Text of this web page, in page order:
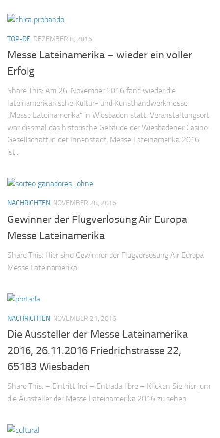
Geschichte
Über uns
Video & Fotos
Bildergalerie
Kontakt
TOP-DE DEZEMBER 8, 2016
Messe Lateinamerika – wieder ein voller
Erfolg
Share This: Am 26. November 2016 fand wieder die
lateinamerikanische Kultur- und Kunsthandwerkmesse
„Messe Lateinamerika“ in Wiesbaden statt. Veranstaltungsort
war diesmal das historische Gebäude der Wiesbadener Casino-
Gesellschaft in der Innenstadt. Messe Lateinamerika 2016
ist...
NACHRICHTEN NOVEMBER 28, 2016
Gewinner der Flugverlosung Air Europa
Messe Lateinamerika
Share This: Hier sind Gewinner der Flugversosung Air Europa
Messe Lateinamerika
NACHRICHTEN NOVEMBER 21, 2016
Die Aussteller der Messe Lateinamerika
2016, 26.11.2016 Friedrichstrasse 22,
65183 Wiesbaden
Share This: – Eintritt frei – Entrada libre – Klicken Sie hier, um
die Aussteller der Messe Lateinamerika 2016 zu sehen